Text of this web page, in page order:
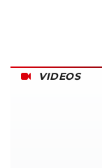
VIDEOS